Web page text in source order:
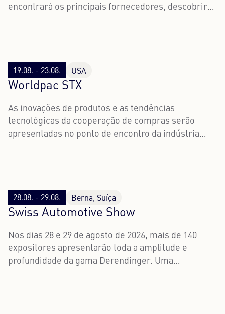
encontrará os principais fornecedores, descobrirá
19.08. - 23.08. USA
Worldpac STX
As inovações de produtos e as tendências
tecnológicas da cooperação de compras serão
apresentadas no ponto de encontro da indústria
28.08. - 29.08. Berna, Suíça
Swiss Automotive Show
Nos dias 28 e 29 de agosto de 2026, mais de 140
expositores apresentarão toda a amplitude e
profundidade da gama Derendinger. Uma